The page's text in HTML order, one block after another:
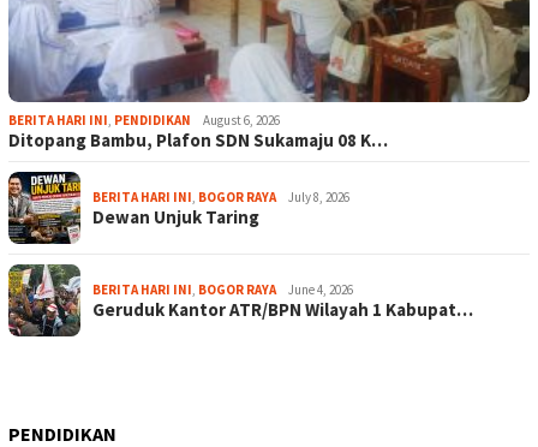
BERITA HARI INI, PENDIDIKAN August 6, 2026
Ditopang Bambu, Plafon SDN Sukamaju 08 K…
BERITA HARI INI, BOGOR RAYA July 8, 2026
Dewan Unjuk Taring
BERITA HARI INI, BOGOR RAYA June 4, 2026
Geruduk Kantor ATR/BPN Wilayah 1 Kabupat…
PENDIDIKAN